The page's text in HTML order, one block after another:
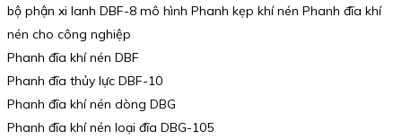
bộ phận xi lanh DBF-8 mô hình Phanh kẹp khí nén Phanh đĩa khí
nén cho công nghiệp
Phanh đĩa khí nén DBF
Phanh đĩa thủy lực DBF-10
Phanh đĩa khí nén dòng DBG
Phanh đĩa khí nén loại đĩa DBG-105